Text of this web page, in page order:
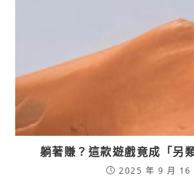
躺著賺？這款遊戲竟成「另
2025 年 9 月 16